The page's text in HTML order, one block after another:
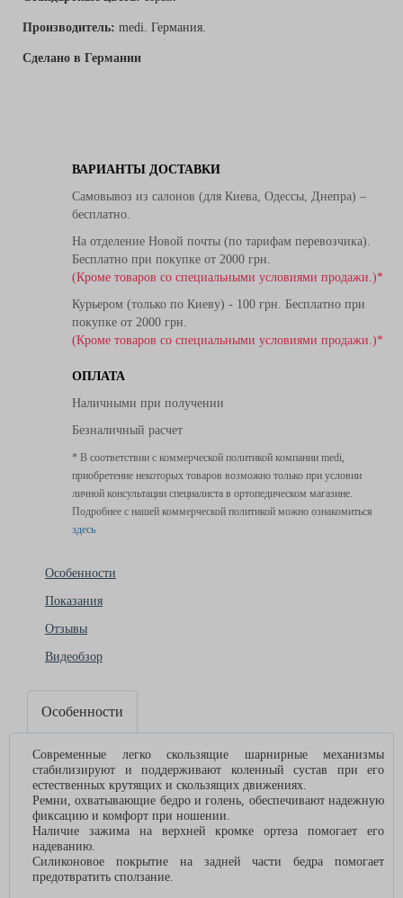
Производитель: medi. Германия.
Сделано в Германии
ВАРИАНТЫ ДОСТАВКИ
Самовывоз из салонов (для Киева, Одессы, Днепра) –
бесплатно.
На отделение Новой почты (по тарифам перевозчика).
Бесплатно при покупке от 2000 грн.
(Кроме товаров со специальными условиями продажи.)*
Курьером (только по Киеву) - 100 грн. Бесплатно при
покупке от 2000 грн.
(Кроме товаров со специальными условиями продажи.)*
ОПЛАТА
Наличными при получении
Безналичный расчет
* В соответствии с коммерческой политикой компании medi,
приобретение некоторых товаров возможно только при условии
личной консультации специалиста в ортопедическом магазине.
Подробнее с нашей коммерческой политикой можно ознакомиться
здесь
Особенности
Показания
Отзывы
Видеобзор
Особенности
Современные легко скользящие шарнирные механизмы
стабилизируют и поддерживают коленный сустав при его
естественных крутящих и скользящих движениях.
Ремни, охватывающие бедро и голень, обеспечивают надежную
фиксацию и комфорт при ношении.
Наличие зажима на верхней кромке ортеза помогает его
надеванию.
Силиконовое покрытие на задней части бедра помогает
предотвратить сползание.